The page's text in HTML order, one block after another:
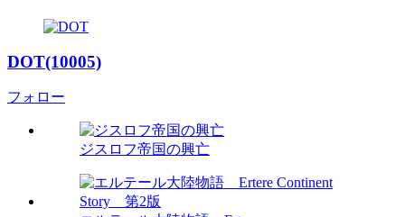
DOT(10005)
フォロー
ジスロフ帝国の興亡